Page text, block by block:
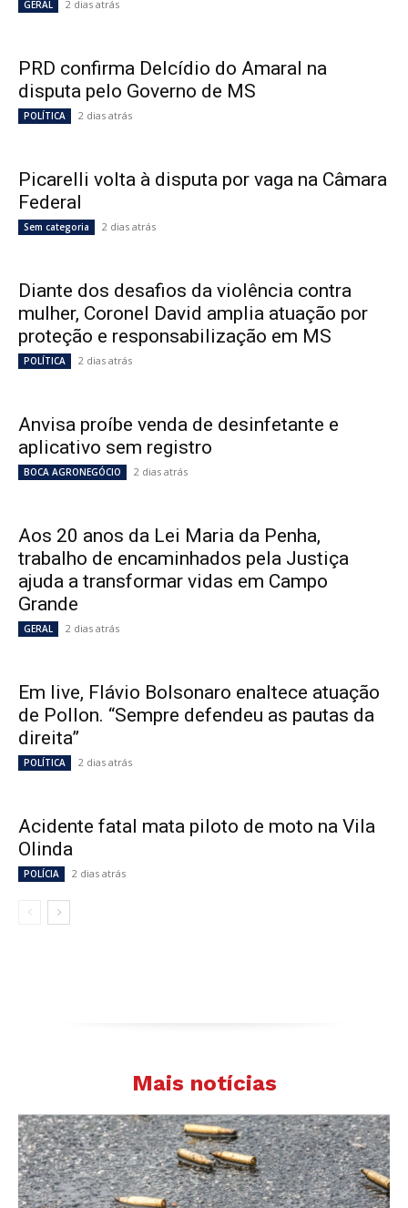
GERAL 2 dias atrás
PRD confirma Delcídio do Amaral na
disputa pelo Governo de MS
POLÍTICA 2 dias atrás
Picarelli volta à disputa por vaga na Câmara
Federal
Sem categoria 2 dias atrás
Diante dos desafios da violência contra
mulher, Coronel David amplia atuação por
proteção e responsabilização em MS
POLÍTICA 2 dias atrás
Anvisa proíbe venda de desinfetante e
aplicativo sem registro
BOCA AGRONEGÓCIO 2 dias atrás
Aos 20 anos da Lei Maria da Penha,
trabalho de encaminhados pela Justiça
ajuda a transformar vidas em Campo
Grande
GERAL 2 dias atrás
Em live, Flávio Bolsonaro enaltece atuação
de Pollon. “Sempre defendeu as pautas da
direita”
POLÍTICA 2 dias atrás
Acidente fatal mata piloto de moto na Vila
Olinda
POLÍCIA 2 dias atrás
Mais notícias